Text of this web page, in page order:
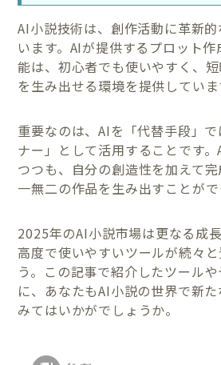
AI小説技術は、創作活動に革新
います。AIが提供するプロット
能は、初心者でも使いやすく、
を生み出せる環境を提供していま
重要なのは、AIを「代替手段」
ナー」として活用することです
つつも、自分の創造性を加えて
一無二の作品を生み出すことがで
2025年のAI小説市場は更なる成
高度で使いやすいツールが続々
う。この記事で紹介したツール
に、あなたもAI小説の世界で新
みてはいかがでしょうか。